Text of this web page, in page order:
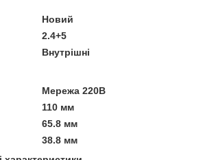
Новий
2.4+5
Внутрішні
Мережа 220В
110 мм
65.8 мм
38.8 мм